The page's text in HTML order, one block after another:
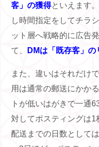
客」の獲得といえます
し時間指定をしてチラ
ット層へ戦略的に広告
て、
DMは「既存客」
また、違いはそれだけ
用は通常の郵送にかか
トが低いはがきで一通
対してポスティングは1
配送までの日数としては